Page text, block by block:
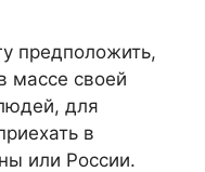
предположить,
массе своей
для
в
или России.